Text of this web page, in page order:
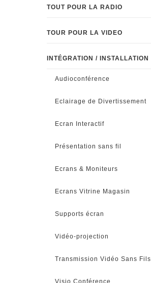
TOUT POUR LA RADIO
TOUR POUR LA VIDEO
INTÉGRATION / INSTALLATION
Audioconférence
Eclairage de Divertissement
Ecran Interactif
Présentation sans fil
Ecrans & Moniteurs
Ecrans Vitrine Magasin
Supports écran
Vidéo-projection
Transmission Vidéo Sans Fils
Visio Conférence